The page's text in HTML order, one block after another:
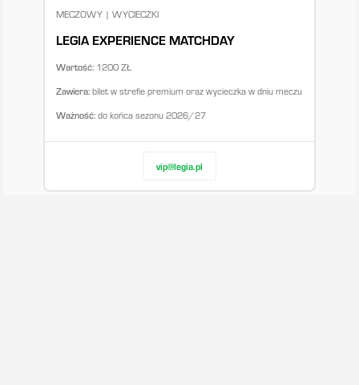
MECZOWY | WYCIECZKI
LEGIA EXPERIENCE MATCHDAY
Wartość: 1200 ZŁ
Zawiera:bilet w strefie premium oraz wycieczka w dniu meczu
Ważność:do końca sezonu 2026/27
vip@legia.pl